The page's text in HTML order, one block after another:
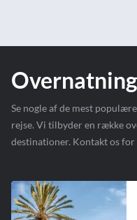
Overnatning
Se nogle af de mest
rejse. Vi tilbyder en række
destinationer. Kontakt os